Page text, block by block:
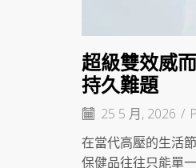
超級雙效威
持久難題
25 5 月, 2026 /
在當代高壓的生活
保健品往往只能單